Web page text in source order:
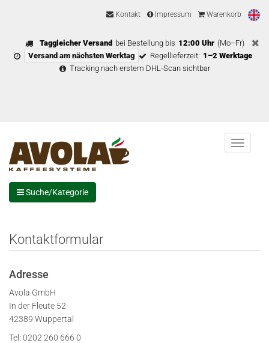
Kontakt Impressum Warenkorb
Taggleicher Versand bei Bestellung bis 12:00 Uhr (Mo–Fr)
Versand am nächsten Werktag
Regellieferzeit: 1–2 Werktage
Tracking nach erstem DHL-Scan sichtbar
Menu
Suche/Kategorie
Kontaktformular
Adresse
Avola GmbH
In der Fleute 52
42389 Wuppertal
Tel: 0202 260 666 0